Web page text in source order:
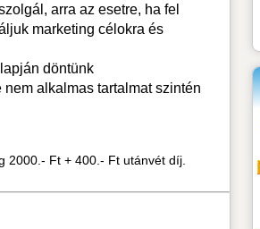
arra az esetre, ha fel
marketing célokra és
döntünk
alkalmas tartalmat szintén
2000.- Ft + 400.- Ft utánvét díj.